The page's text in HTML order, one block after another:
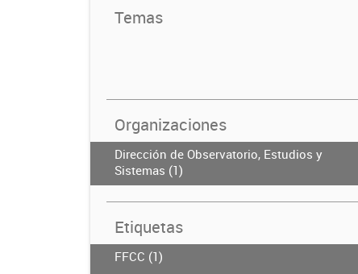
Temas
Organizaciones
Dirección de Observatorio, Estudios y
Sistemas (1)
Etiquetas
FFCC (1)